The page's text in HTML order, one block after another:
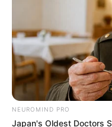
NEUROMIND PRO
Japan's Oldest Doctors